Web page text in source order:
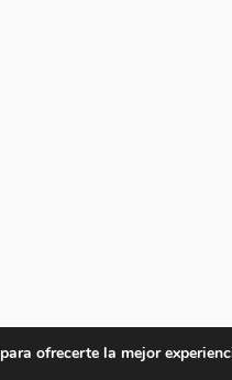
ofrecerte la mejor